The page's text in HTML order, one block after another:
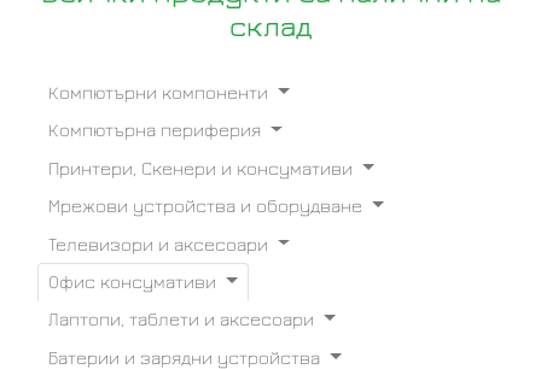
склад
Компютърни компоненти
Компютърна периферия
Принтери, Скенери и консумативи
Мрежови устройства и оборудване
Телевизори и аксесоари
Офис консумативи
Лаптопи, таблети и аксесоари
Батерии и зарядни устройства